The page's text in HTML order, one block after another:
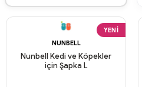
YENI
NUNBELL
Nunbell Kedi ve Köpekler
için Şapka L